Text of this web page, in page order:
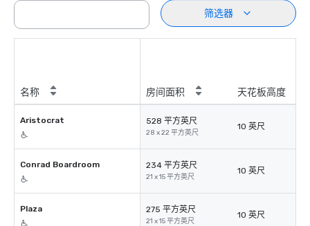
筛选器
名称 房间面积 天花板高度
Aristocrat 528 平方英尺
28 x 22 平方英尺
10 英尺
Conrad Boardroom 234 平方英尺
21 x 15 平方英尺
10 英尺
Plaza 275 平方英尺
21 x 15 平方英尺
10 英尺